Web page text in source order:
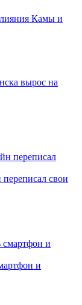
Камы и
вырос на
свои
и